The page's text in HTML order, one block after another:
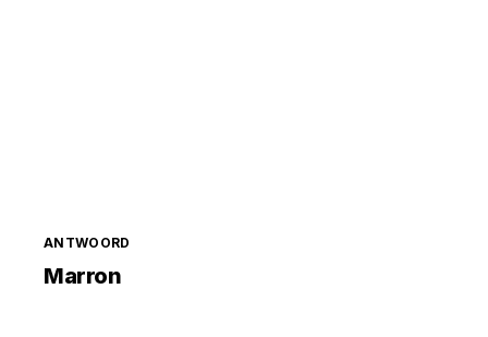
ANTWOORD
Marron